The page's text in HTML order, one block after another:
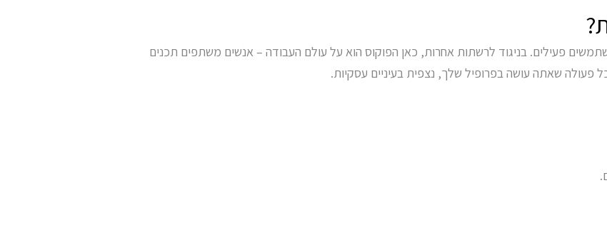
פעילים. בניגוד לרשתות אחרות, כאן הפוקוס הוא על עולם העבודה – אנשים משתפים תכנים
פעולה שאתה עושה בפרופיל שלך, נצפית בעיניים עסקיות.